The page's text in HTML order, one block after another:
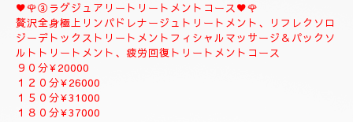
❖❖❖❖❖❖❖❖
②✨🌻メンテナンストリートメントコース🌻✨
大人のお客様のご自分のお体メンテナンストリートメントコース
になります。
全身極上リンパドレナージュトリートメント、リフレクソロジー
デトックストリートメント、フィシャルマッサージ＆パックよむ
ぎ蒸しトリートメント疲労回復トリートメントコース